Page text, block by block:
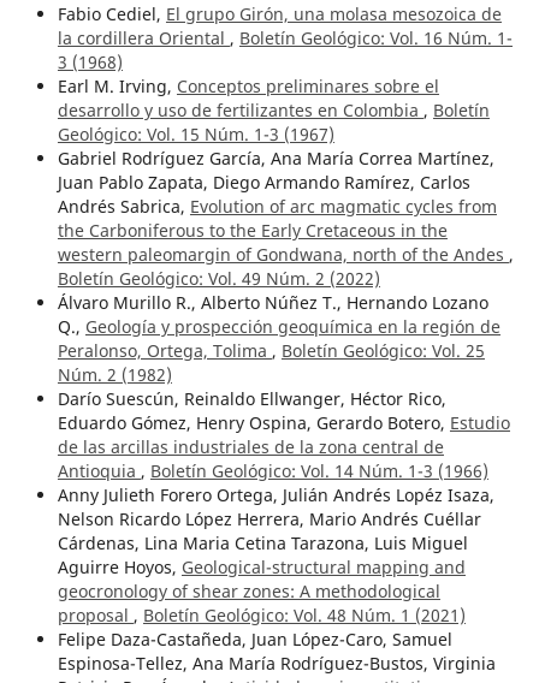
Fabio Cediel, El grupo Girón, una molasa mesozoica de
la cordillera Oriental , Boletín Geológico: Vol. 16 Núm. 1-
3 (1968)
Earl M. Irving, Conceptos preliminares sobre el
desarrollo y uso de fertilizantes en Colombia , Boletín
Geológico: Vol. 15 Núm. 1-3 (1967)
Gabriel Rodríguez García, Ana María Correa Martínez,
Juan Pablo Zapata, Diego Armando Ramírez, Carlos
Andrés Sabrica, Evolution of arc magmatic cycles from
the Carboniferous to the Early Cretaceous in the
western paleomargin of Gondwana, north of the Andes ,
Boletín Geológico: Vol. 49 Núm. 2 (2022)
Álvaro Murillo R., Alberto Núñez T., Hernando Lozano
Q., Geología y prospección geoquímica en la región de
Peralonso, Ortega, Tolima , Boletín Geológico: Vol. 25
Núm. 2 (1982)
Darío Suescún, Reinaldo Ellwanger, Héctor Rico,
Eduardo Gómez, Henry Ospina, Gerardo Botero, Estudio
de las arcillas industriales de la zona central de
Antioquia , Boletín Geológico: Vol. 14 Núm. 1-3 (1966)
Anny Julieth Forero Ortega, Julián Andrés Lopéz Isaza,
Nelson Ricardo López Herrera, Mario Andrés Cuéllar
Cárdenas, Lina Maria Cetina Tarazona, Luis Miguel
Aguirre Hoyos, Geological-structural mapping and
geocronology of shear zones: A methodological
proposal , Boletín Geológico: Vol. 48 Núm. 1 (2021)
Felipe Daza-Castañeda, Juan López-Caro, Samuel
Espinosa-Tellez, Ana María Rodríguez-Bustos, Virginia